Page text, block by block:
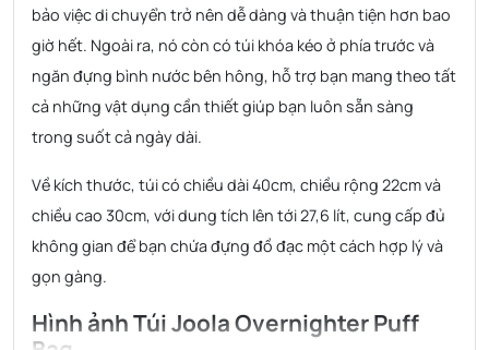
bảo việc di chuyển trở nên dễ dàng và thuận tiện hơn bao
giờ hết. Ngoài ra, nó còn có túi khóa kéo ở phía trước và
ngăn đựng bình nước bên hông, hỗ trợ bạn mang theo tất
cả những vật dụng cần thiết giúp bạn luôn sẵn sàng
trong suốt cả ngày dài.
Về kích thước, túi có chiều dài 40cm, chiều rộng 22cm và
chiều cao 30cm, với dung tích lên tới 27,6 lít, cung cấp đủ
không gian để bạn chứa đựng đồ đạc một cách hợp lý và
gọn gàng.
Hình ảnh Túi Joola Overnighter Puff